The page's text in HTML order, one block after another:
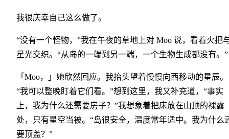
我很庆幸自己这么做了。
“没有一个怪物，”我在午夜的草地上对 Moo 说，看着火把
星光交织。“从岛的一端到另一端，一个生物生成都没有。”
「Moo，」她欣然回应。我抬头望着慢慢向西移动的星辰。
“我可以整晚盯着它们看。”想到这里，我又补充道，“事实
上，我为什么还需要房子？”我想象着把床放在山顶的裸露
处，只有星空当被。“岛很安全，温度常年适中。我为什么
要顶盖？”